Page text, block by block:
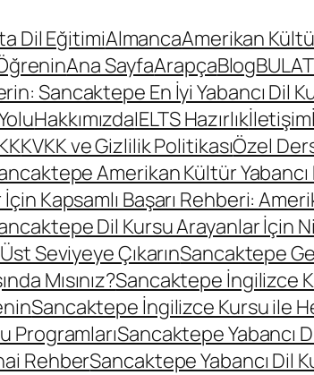
Dil EğitimiAlmancaAmerikan
Ana SayfaArapçaBlog
Sancaktepe En İyi Yabancı Dil
HakkımızdaIELTS Hazırlıkİletişim
KVKK ve Gizlilik PolitikasıÖzel
Amerikan Kültür Yabancı
Kapsamlı Başarı Rehberi:
Dil Kursu Arayanlar İçin
Seviyeye ÇıkarınSancaktepe
Mısınız?Sancaktepe İngilizce
Sancaktepe İngilizce Kursu ile
ProgramlarıSancaktepe Yabancı
RehberSancaktepe Yabancı Dil